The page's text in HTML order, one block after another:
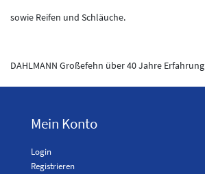
sowie Reifen und Schläuche.
DAHLMANN Großefehn über 40 Jahre Erfahrung
Mein Konto
Login
Registrieren